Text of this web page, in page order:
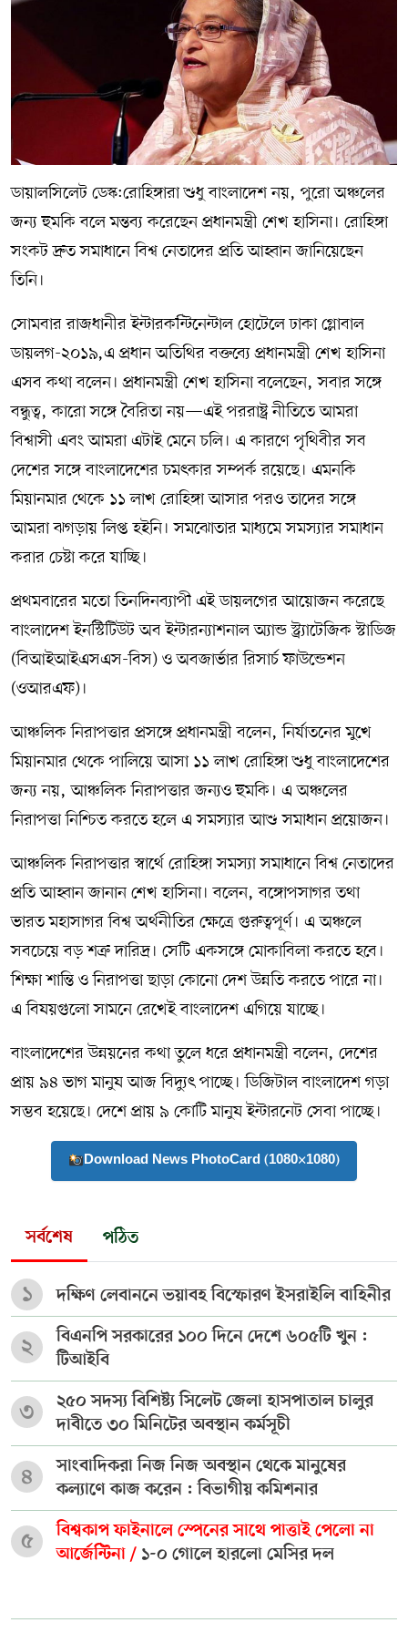
ডায়ালসিলেট ডেস্ক:রোহিঙ্গারা শুধু বাংলাদেশ নয়, পুরো অঞ্চলের
জন্য হুমকি বলে মন্তব্য করেছেন প্রধানমন্ত্রী শেখ হাসিনা। রোহিঙ্গা
সংকট দ্রুত সমাধানে বিশ্ব নেতাদের প্রতি আহ্বান জানিয়েছেন
তিনি।
সোমবার রাজধানীর ইন্টারকন্টিনেন্টাল হোটেলে ঢাকা গ্লোবাল
ডায়লগ-২০১৯,এ প্রধান অতিথির বক্তব্যে প্রধানমন্ত্রী শেখ হাসিনা
এসব কথা বলেন। প্রধানমন্ত্রী শেখ হাসিনা বলেছেন, সবার সঙ্গে
বন্ধুত্ব, কারো সঙ্গে বৈরিতা নয়—এই পররাষ্ট্র নীতিতে আমরা
বিশ্বাসী এবং আমরা এটাই মেনে চলি। এ কারণে পৃথিবীর সব
দেশের সঙ্গে বাংলাদেশের চমৎকার সম্পর্ক রয়েছে। এমনকি
মিয়ানমার থেকে ১১ লাখ রোহিঙ্গা আসার পরও তাদের সঙ্গে
আমরা ঝগড়ায় লিপ্ত হইনি। সমঝোতার মাধ্যমে সমস্যার সমাধান
করার চেষ্টা করে যাচ্ছি।
প্রথমবারের মতো তিনদিনব্যাপী এই ডায়লগের আয়োজন করেছে
বাংলাদেশ ইনস্টিটিউট অব ইন্টারন্যাশনাল অ্যান্ড স্ট্র্যাটেজিক স্টাডিজ
(বিআইআইএসএস-বিস) ও অবজার্ভার রিসার্চ ফাউন্ডেশন
(ওআরএফ)।
আঞ্চলিক নিরাপত্তার প্রসঙ্গে প্রধানমন্ত্রী বলেন, নির্যাতনের মুখে
মিয়ানমার থেকে পালিয়ে আসা ১১ লাখ রোহিঙ্গা শুধু বাংলাদেশের
জন্য নয়, আঞ্চলিক নিরাপত্তার জন্যও হুমকি। এ অঞ্চলের
নিরাপত্তা নিশ্চিত করতে হলে এ সমস্যার আশু সমাধান প্রয়োজন।
আঞ্চলিক নিরাপত্তার স্বার্থে রোহিঙ্গা সমস্যা সমাধানে বিশ্ব নেতাদের
প্রতি আহ্বান জানান শেখ হাসিনা। বলেন, বঙ্গোপসাগর তথা
ভারত মহাসাগর বিশ্ব অর্থনীতির ক্ষেত্রে গুরুত্বপূর্ণ। এ অঞ্চলে
সবচেয়ে বড় শত্রু দারিদ্র। সেটি একসঙ্গে মোকাবিলা করতে হবে।
শিক্ষা শান্তি ও নিরাপত্তা ছাড়া কোনো দেশ উন্নতি করতে পারে না।
এ বিষয়গুলো সামনে রেখেই বাংলাদেশ এগিয়ে যাচ্ছে।
বাংলাদেশের উন্নয়নের কথা তুলে ধরে প্রধানমন্ত্রী বলেন, দেশের
প্রায় ৯৪ ভাগ মানুষ আজ বিদ্যুৎ পাচ্ছে। ডিজিটাল বাংলাদেশ গড়া
সম্ভব হয়েছে। দেশে প্রায় ৯ কোটি মানুষ ইন্টারনেট সেবা পাচ্ছে।
Download News PhotoCard (1080×1080)
সর্বশেষ পঠিত
১ দক্ষিণ লেবাননে ভয়াবহ বিস্ফোরণ ইসরাইলি বাহিনীর
২
বিএনপি সরকারের ১০০ দিনে দেশে ৬০৫টি খুন :
টিআইবি
৩
২৫০ সদস্য বিশিষ্ট্য সিলেট জেলা হাসপাতাল চালুর
দাবীতে ৩০ মিনিটের অবস্থান কর্মসূচী
৪
সাংবাদিকরা নিজ নিজ অবস্থান থেকে মানুষের
কল্যাণে কাজ করেন : বিভাগীয় কমিশনার
৫
বিশ্বকাপ ফাইনালে স্পেনের সাথে পাত্তাই পেলো না
আর্জেন্টিনা / ১-০ গোলে হারলো মেসির দল
সম্পাদকীয় কলাম
ABOUT US
DIAL SYLHET